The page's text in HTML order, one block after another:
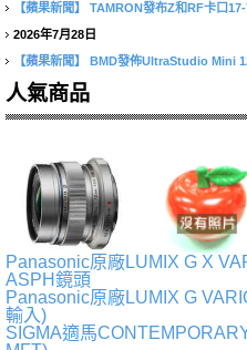
【蘋果新聞】
TAMRON發布Z和RF卡口
2026年7月28日
【蘋果新聞】
BMD發佈UltraStudio Mini
人氣商品
Panasonic原廠LUMIX G X
ASPH鏡頭
Panasonic原廠LUMIX G
輸入)
SIGMA適馬